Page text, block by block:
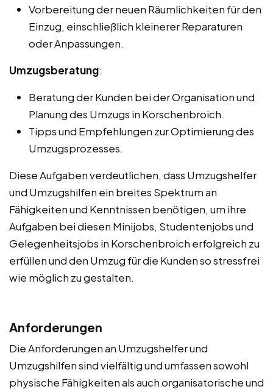
Vorbereitung der neuen Räumlichkeiten für den
Einzug, einschließlich kleinerer Reparaturen
oder Anpassungen.
Umzugsberatung:
Beratung der Kunden bei der Organisation und
Planung des Umzugs in Korschenbroich.
Tipps und Empfehlungen zur Optimierung des
Umzugsprozesses.
Diese Aufgaben verdeutlichen, dass Umzugshelfer
und Umzugshilfen ein breites Spektrum an
Fähigkeiten und Kenntnissen benötigen, um ihre
Aufgaben bei diesen Minijobs, Studentenjobs und
Gelegenheitsjobs in Korschenbroich erfolgreich zu
erfüllen und den Umzug für die Kunden so stressfrei
wie möglich zu gestalten.
Anforderungen
Die Anforderungen an Umzugshelfer und
Umzugshilfen sind vielfältig und umfassen sowohl
physische Fähigkeiten als auch organisatorische und